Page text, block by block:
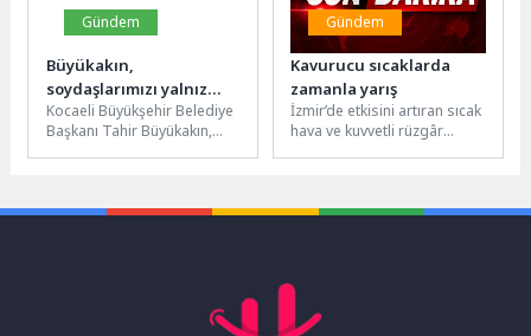
Gündem
Büyükakın,
soydaşlarımızı yalnız
bırakmıyor
Kocaeli Büyükşehir Belediye
Başkanı Tahir Büyükakın,
Gündem
Kavurucu sıcaklarda
zamanla yarış
İzmir’de etkisini artıran sıcak
hava ve kuvvetli rüzgâr